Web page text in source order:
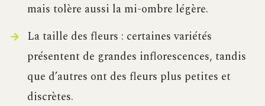
mais tolère aussi la mi-ombre légère.
La taille des fleurs : certaines variétés
présentent de grandes inflorescences, tandis
que d’autres ont des fleurs plus petites et
discrètes.